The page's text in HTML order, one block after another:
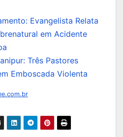
Evangelista Relata
em Acidente
Três Pastores
Emboscada Violenta